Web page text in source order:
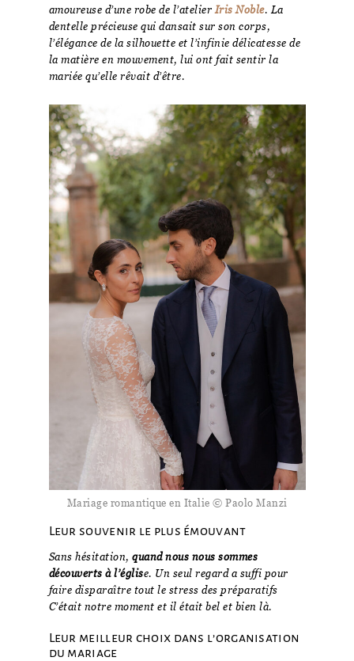
amoureuse d’une robe de l’atelier Iris Noble. La
dentelle précieuse qui dansait sur son corps,
l’élégance de la silhouette et l’infinie délicatesse de
la matière en mouvement, lui ont fait sentir la
mariée qu’elle rêvait d’être.
Mariage romantique en Italie © Paolo Manzi
Leur souvenir le plus émouvant
Sans hésitation, quand nous nous sommes
découverts à l’église. Un seul regard a suffi pour
faire disparaître tout le stress des préparatifs
C’était notre moment et il était bel et bien là.
Leur meilleur choix dans l’organisation
du mariage